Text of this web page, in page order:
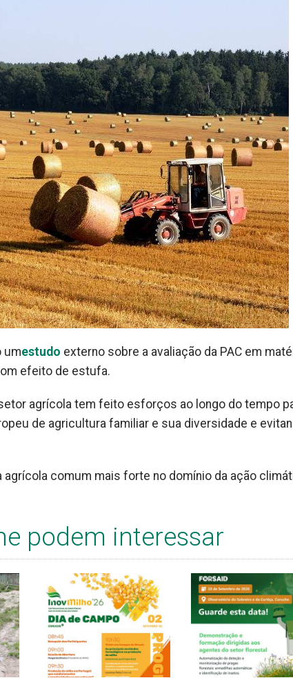
umestudo externo sobre a avaliação da PAC em
efeito de estufa.
agrícola tem feito esforços ao longo do tempo
de agricultura familiar e sua diversidade e
comum mais forte no domínio da ação
podem interessar